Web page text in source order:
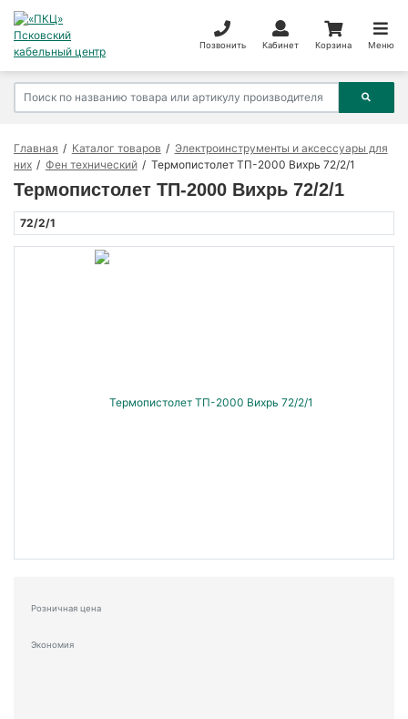
Позвонить Кабинет Корзина Меню
Главная Каталог товаров
Электроинструменты и аксессуары для
них
Фен технический Термопистолет ТП-2000 Вихрь 72/2/1
Термопистолет ТП-2000 Вихрь 72/2/1
72/2/1
Розничная цена
Экономия